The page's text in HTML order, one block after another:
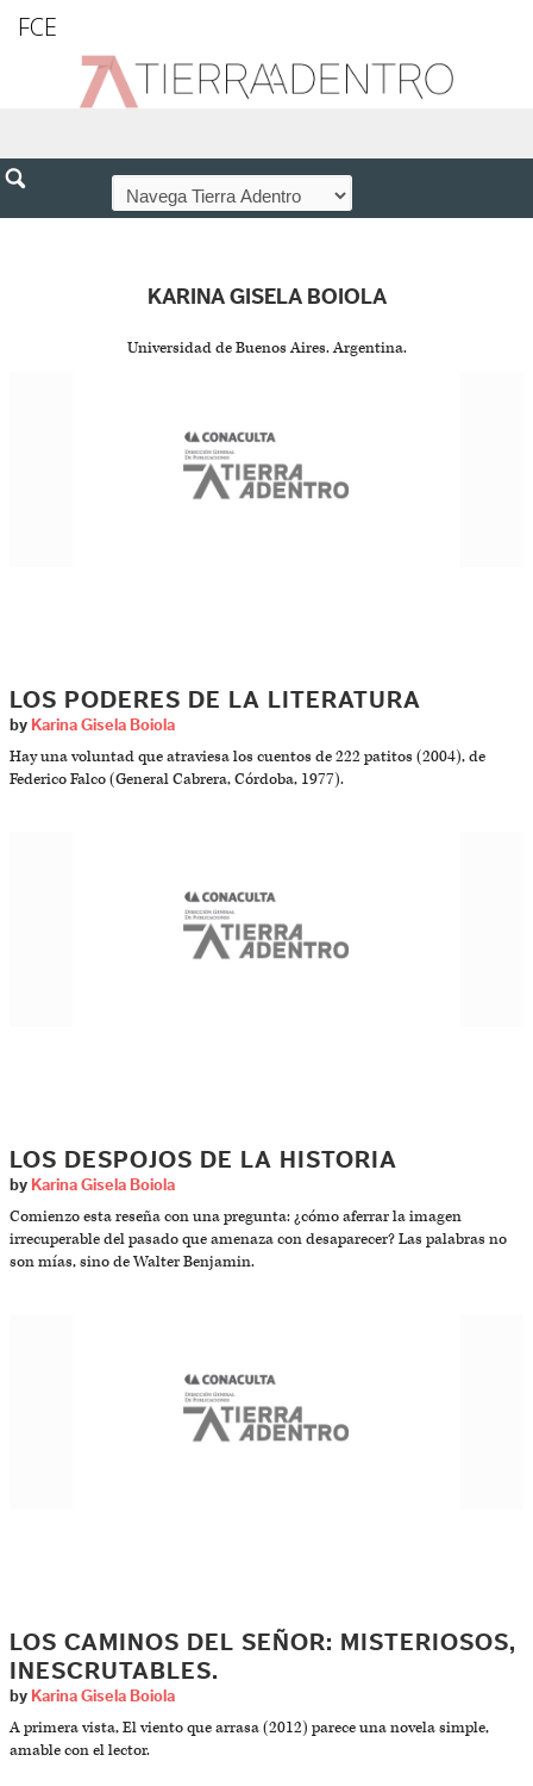
FCE
KARINA GISELA BOIOLA
Universidad de Buenos Aires. Argentina.
LOS PODERES DE LA LITERATURA
by Karina Gisela Boiola
Hay una voluntad que atraviesa los cuentos de 222 patitos (2004), de
Federico Falco (General Cabrera, Córdoba, 1977).
LOS DESPOJOS DE LA HISTORIA
by Karina Gisela Boiola
Comienzo esta reseña con una pregunta: ¿cómo aferrar la imagen
irrecuperable del pasado que amenaza con desaparecer? Las palabras no
son mías, sino de Walter Benjamin.
LOS CAMINOS DEL SEÑOR: MISTERIOSOS,
INESCRUTABLES.
by Karina Gisela Boiola
A primera vista, El viento que arrasa (2012) parece una novela simple,
amable con el lector.